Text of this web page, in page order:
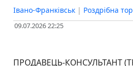
Івано-Франківськ | Роздрібна
09.07.2026 22:25
ПРОДАВЕЦЬ-КОНСУЛЬТАНТ